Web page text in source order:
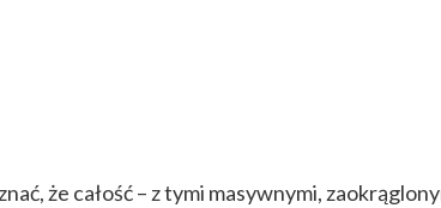
że całość – z tymi masywnymi,